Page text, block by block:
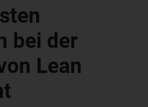
bei der
Lean